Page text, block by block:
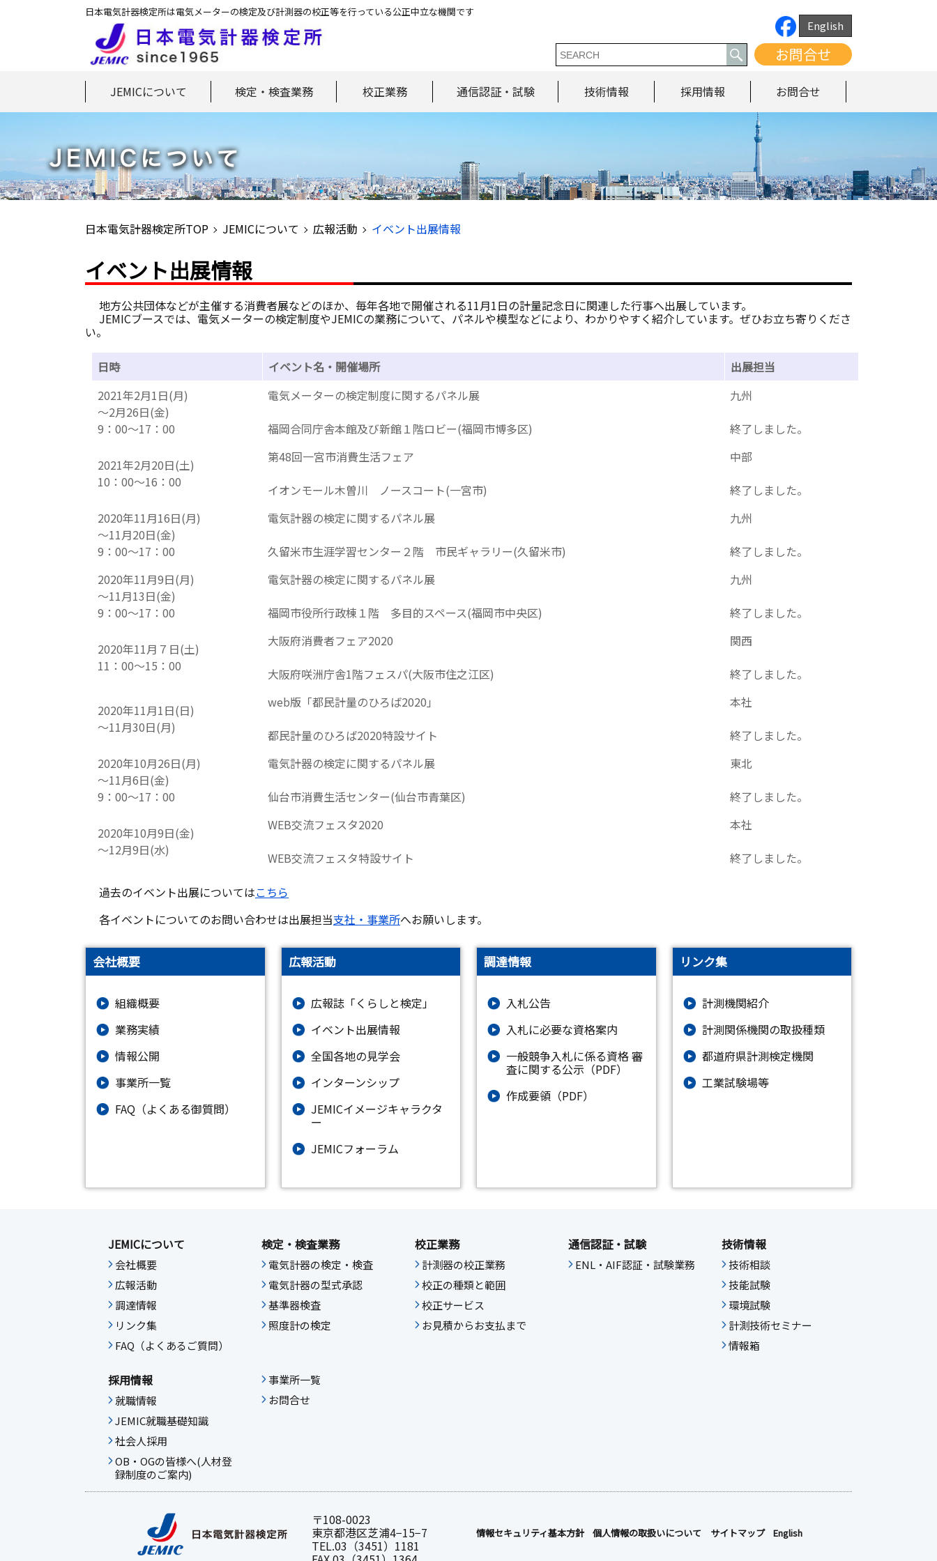
日本電気計器検定所は電気メーターの検定及び計測器の校正等を行っている公正中立な機関です
English
お問合せ
JEMICについて 検定・検査業務 校正業務 通信認証・試験 技術情報 採用情報 お問合せ
日本電気計器検定所TOP JEMICについて 広報活動 イベント出展情報
イベント出展情報
地方公共団体などが主催する消費者展などのほか、毎年各地で開催される11月1日の計量記念日に関連した行事へ出展しています。
JEMICブースでは、電気メーターの検定制度やJEMICの業務について、パネルや模型などにより、わかりやすく紹介しています。ぜひお立ち寄りくださ
い。
日時 イベント名・開催場所
出展担当
2021年2月1日(月)
～2月26日(金)
9：00～17：00
電気メーターの検定制度に関するパネル展
福岡合同庁舎本館及び新館１階ロビー(福岡市博多区)
九州
終了しました。
2021年2月20日(土)
10：00～16：00
第48回一宮市消費生活フェア
イオンモール木曽川 ノースコート(一宮市)
中部
終了しました。
2020年11月16日(月)
～11月20日(金)
9：00～17：00
電気計器の検定に関するパネル展
久留米市生涯学習センター２階 市民ギャラリー(久留米市)
九州
終了しました。
2020年11月9日(月)
～11月13日(金)
9：00～17：00
電気計器の検定に関するパネル展
福岡市役所行政棟１階 多目的スペース(福岡市中央区)
九州
終了しました。
2020年11月７日(土)
11：00～15：00
大阪府消費者フェア2020
大阪府咲洲庁舎1階フェスパ(大阪市住之江区)
関西
終了しました。
2020年11月1日(日)
～11月30日(月)
web版「都民計量のひろば2020」
都民計量のひろば2020特設サイト
本社
終了しました。
2020年10月26日(月)
～11月6日(金)
9：00～17：00
電気計器の検定に関するパネル展
仙台市消費生活センター(仙台市青葉区)
東北
終了しました。
2020年10月9日(金)
～12月9日(水)
WEB交流フェスタ2020
WEB交流フェスタ特設サイト
本社
終了しました。
過去のイベント出展についてはこちら
各イベントについてのお問い合わせは出展担当支社・事業所へお願いします。
会社概要
組織概要
業務実績
情報公開
事業所一覧
FAQ（よくある御質問）
広報活動
広報誌「くらしと検定」
イベント出展情報
全国各地の見学会
インターンシップ
JEMICイメージキャラクタ
ー
JEMICフォーラム
調達情報
入札公告
入札に必要な資格案内
一般競争入札に係る資格 審
査に関する公示（PDF）
作成要領（PDF）
リンク集
計測機関紹介
計測関係機関の取扱種類
都道府県計測検定機関
工業試験場等
JEMICについて
会社概要
広報活動
調達情報
リンク集
FAQ（よくあるご質問）
検定・検査業務
電気計器の検定・検査
電気計器の型式承認
基準器検査
照度計の検定
校正業務
計測器の校正業務
校正の種類と範囲
校正サービス
お見積からお支払まで
通信認証・試験
ENL・AIF認証・試験業務
技術情報
技術相談
技能試験
環境試験
計測技術セミナー
情報箱
採用情報
就職情報
JEMIC就職基礎知識
社会人採用
OB・OGの皆様へ(人材登
録制度のご案内)
事業所一覧
お問合せ
〒108-0023
東京都港区芝浦4−15−7
TEL.03（3451）1181
情報セキュリティ基本⽅針 個人情報の取扱いについて サイトマップ English